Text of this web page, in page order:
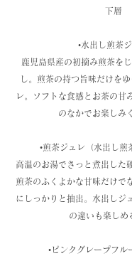
下層
•水出し煎茶
鹿児島県産の初摘み煎茶を
し。煎茶の持つ旨味だけを
レ。ソフトな食感とお茶の甘
のなかでお楽しみ
•煎茶ジュレ（水出し煎
高温のお湯でさっと煮出した
煎茶のふくよかな甘味だけで
にしっかりと抽出。水出しジ
の違いも楽しめ
•ピンクグレープフル